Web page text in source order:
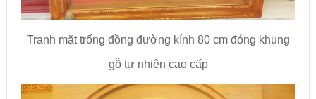
Tranh mặt trống đồng đường kính 80 cm đóng khung
gỗ tự nhiên cao cấp